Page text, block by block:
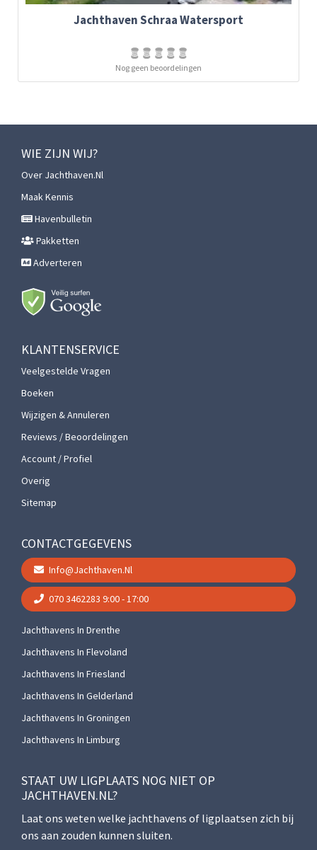
Jachthaven Schraa Watersport
Nog geen beoordelingen
WIE ZIJN WIJ?
Over Jachthaven.nl
Maak Kennis
Havenbulletin
Pakketten
Adverteren
KLANTENSERVICE
Veelgestelde Vragen
Boeken
Wijzigen & Annuleren
Reviews / Beoordelingen
Account / Profiel
Overig
Sitemap
CONTACTGEGEVENS
Info@jachthaven.nl
070 3462283 9:00 - 17:00
Jachthavens In Drenthe
Jachthavens In Flevoland
Jachthavens In Friesland
Jachthavens In Gelderland
Jachthavens In Groningen
Jachthavens In Limburg
STAAT UW LIGPLAATS NOG NIET OP
JACHTHAVEN.NL?
Laat ons weten welke jachthavens of ligplaatsen zich bij
ons aan zouden kunnen sluiten.